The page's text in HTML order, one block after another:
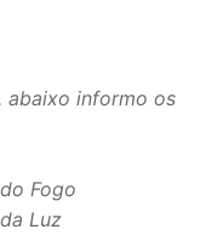
abaixo informo os
Fogo
Luz